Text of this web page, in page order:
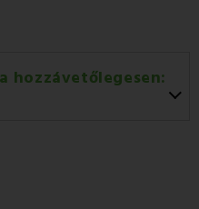
hozzávetőlegesen: